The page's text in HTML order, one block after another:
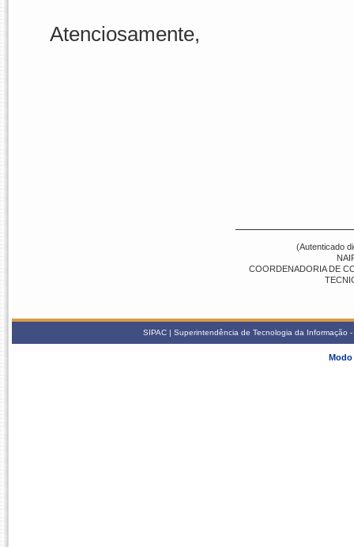
Atenciosamente,
(Autenticado
COORDENADORIA DE
SIPAC | Superintendência de Tecnologia da
Modo